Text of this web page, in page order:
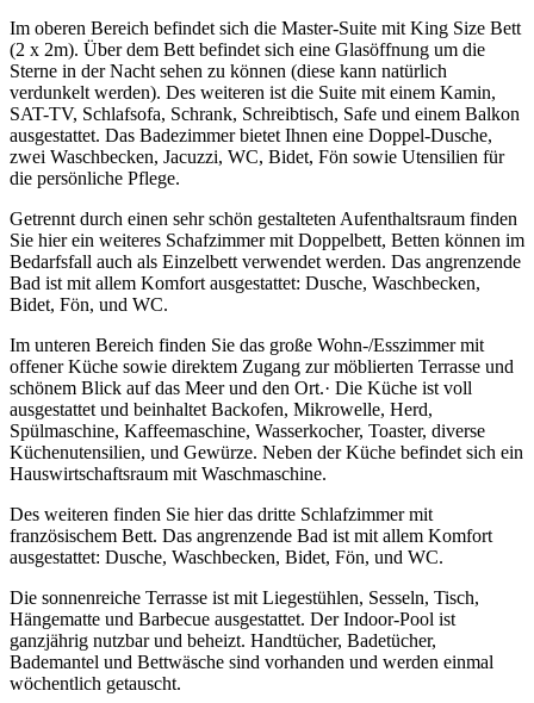
Im oberen Bereich befindet sich die Master-Suite mit King Size Bett
(2 x 2m). Über dem Bett befindet sich eine Glasöffnung um die
Sterne in der Nacht sehen zu können (diese kann natürlich
verdunkelt werden). Des weiteren ist die Suite mit einem Kamin,
SAT-TV, Schlafsofa, Schrank, Schreibtisch, Safe und einem Balkon
ausgestattet. Das Badezimmer bietet Ihnen eine Doppel-Dusche,
zwei Waschbecken, Jacuzzi, WC, Bidet, Fön sowie Utensilien für
die persönliche Pflege.
Getrennt durch einen sehr schön gestalteten Aufenthaltsraum finden
Sie hier ein weiteres Schafzimmer mit Doppelbett, Betten können im
Bedarfsfall auch als Einzelbett verwendet werden. Das angrenzende
Bad ist mit allem Komfort ausgestattet: Dusche, Waschbecken,
Bidet, Fön, und WC.
Im unteren Bereich finden Sie das große Wohn-/Esszimmer mit
offener Küche sowie direktem Zugang zur möblierten Terrasse und
schönem Blick auf das Meer und den Ort.· Die Küche ist voll
ausgestattet und beinhaltet Backofen, Mikrowelle, Herd,
Spülmaschine, Kaffeemaschine, Wasserkocher, Toaster, diverse
Küchenutensilien, und Gewürze. Neben der Küche befindet sich ein
Hauswirtschaftsraum mit Waschmaschine.
Des weiteren finden Sie hier das dritte Schlafzimmer mit
französischem Bett. Das angrenzende Bad ist mit allem Komfort
ausgestattet: Dusche, Waschbecken, Bidet, Fön, und WC.
Die sonnenreiche Terrasse ist mit Liegestühlen, Sesseln, Tisch,
Hängematte und Barbecue ausgestattet. Der Indoor-Pool ist
ganzjährig nutzbar und beheizt. Handtücher, Badetücher,
Bademantel und Bettwäsche sind vorhanden und werden einmal
wöchentlich getauscht.